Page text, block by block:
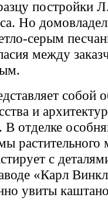
постройки
Но
серым
между
собой
и
отделке
с
«Карл
увиты